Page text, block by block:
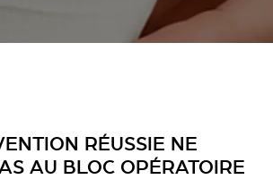
RÉUSSIE NE
AU BLOC OPÉRATOIRE